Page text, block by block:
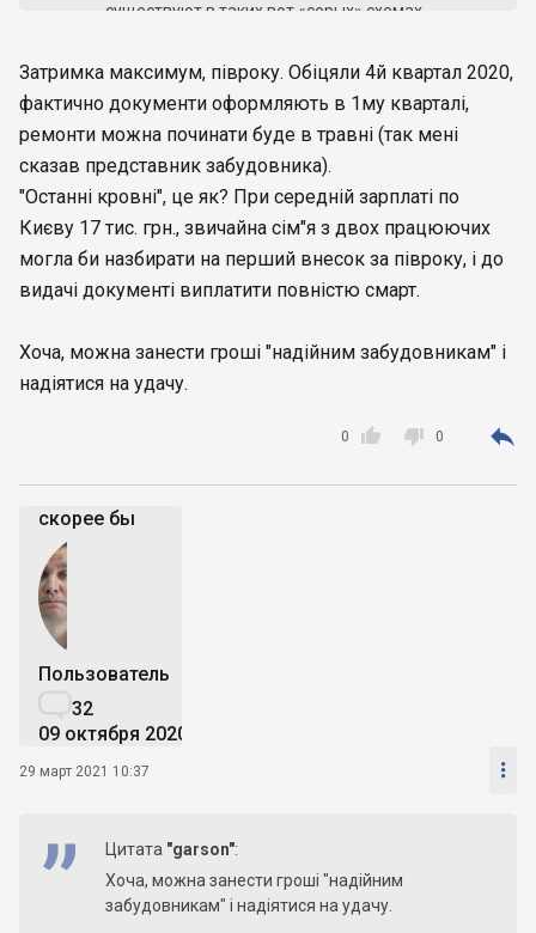
существуют в таких вот «серых» схемах.
квартиру себе — очень болезненна. А если у
застройщика в его схеме что-то «обломится» —
это и вовсе станет трагедией.
Затримка максимум, півроку. Обіцяли 4й квартал 2020,
фактично документи оформляють в 1му кварталі,
ремонти можна починати буде в травні (так мені
сказав представник забудовника).
"Останні кровні", це як? При середній зарплаті по
Києву 17 тис. грн., звичайна сім"я з двох працюючих
могла би назбирати на перший внесок за півроку, і до
видачі документі виплатити повністю смарт.
Хоча, можна занести гроші "надійним забудовникам" і
надіятися на удачу.

0  0 
скорее бы
Пользователь
32
09 октября 2020
29 март 2021 10:37 
Цитата "garson":
Хоча, можна занести гроші "надійним
забудовникам" і надіятися на удачу.